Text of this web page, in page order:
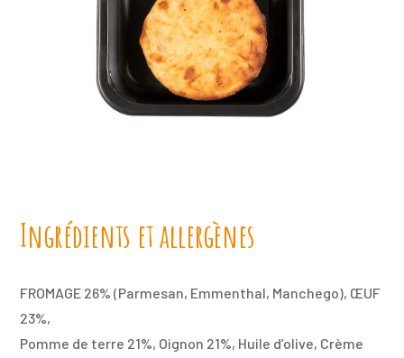
Ingrédients et allergènes
FROMAGE 26% (Parmesan, Emmenthal, Manchego), ŒUF
23%,
Pomme de terre 21%, Oignon 21%, Huile d’olive, Crème